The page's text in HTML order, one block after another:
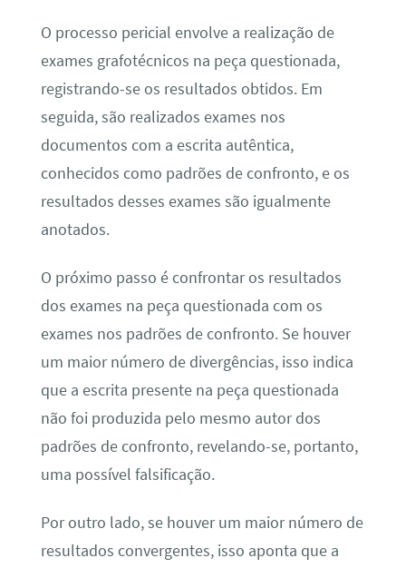
O processo pericial envolve a realização de
exames grafotécnicos na peça questionada,
registrando-se os resultados obtidos. Em
seguida, são realizados exames nos
documentos com a escrita autêntica,
conhecidos como padrões de confronto, e os
resultados desses exames são igualmente
anotados.
O próximo passo é confrontar os resultados
dos exames na peça questionada com os
exames nos padrões de confronto. Se houver
um maior número de divergências, isso indica
que a escrita presente na peça questionada
não foi produzida pelo mesmo autor dos
padrões de confronto, revelando-se, portanto,
uma possível falsificação.
Por outro lado, se houver um maior número de
resultados convergentes, isso aponta que a